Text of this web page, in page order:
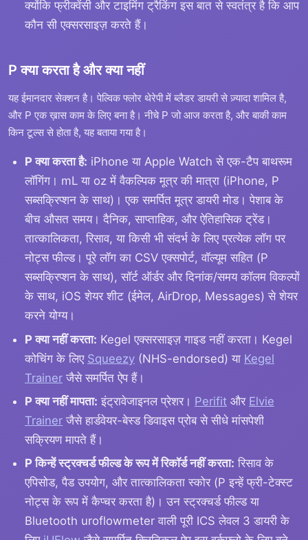
क्योंकि फ्रीक्वेंसी और टाइमिंग ट्रैकिंग इस बात से स्वतंत्र है कि आप
कौन सी एक्सरसाइज़ करते हैं।
P क्या करता है और क्या नहीं
यह ईमानदार सेक्शन है। पेल्विक फ्लोर थेरेपी में ब्लैडर डायरी से ज़्यादा शामिल है,
और P एक ख़ास काम के लिए बना है। नीचे P जो आज करता है, और बाकी काम
किन टूल्स से होता है, यह बताया गया है।
P क्या करता है: iPhone या Apple Watch से एक-टैप बाथरूम
लॉगिंग। mL या oz में वैकल्पिक मूत्र की मात्रा (iPhone, P
सब्सक्रिप्शन के साथ)। एक समर्पित मूत्र डायरी मोड। पेशाब के
बीच औसत समय। दैनिक, साप्ताहिक, और ऐतिहासिक ट्रेंड।
तात्कालिकता, रिसाव, या किसी भी संदर्भ के लिए प्रत्येक लॉग पर
नोट्स फील्ड। पूरे लॉग का CSV एक्सपोर्ट, वॉल्यूम सहित (P
सब्सक्रिप्शन के साथ), सॉर्ट ऑर्डर और दिनांक/समय कॉलम विकल्पों
के साथ, iOS शेयर शीट (ईमेल, AirDrop, Messages) से शेयर
करने योग्य।
P क्या नहीं करता: Kegel एक्सरसाइज़ गाइड नहीं करता। Kegel
कोचिंग के लिए Squeezy (NHS-endorsed) या Kegel
Trainer जैसे समर्पित ऐप हैं।
P क्या नहीं मापता: इंट्रावेजाइनल प्रेशर। Perifit और Elvie
Trainer जैसे हार्डवेयर-बेस्ड डिवाइस प्रोब से सीधे मांसपेशी
सक्रियण मापते हैं।
P किन्हें स्ट्रक्चर्ड फील्ड के रूप में रिकॉर्ड नहीं करता: रिसाव के
एपिसोड, पैड उपयोग, और तात्कालिकता स्कोर (P इन्हें फ्री-टेक्स्ट
नोट्स के रूप में कैप्चर करता है)। उन स्ट्रक्चर्ड फील्ड या
Bluetooth uroflowmeter वाली पूरी ICS लेवल 3 डायरी के